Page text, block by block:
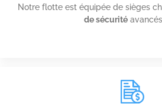
Notre flotte est équipée de sièges
de sécurité